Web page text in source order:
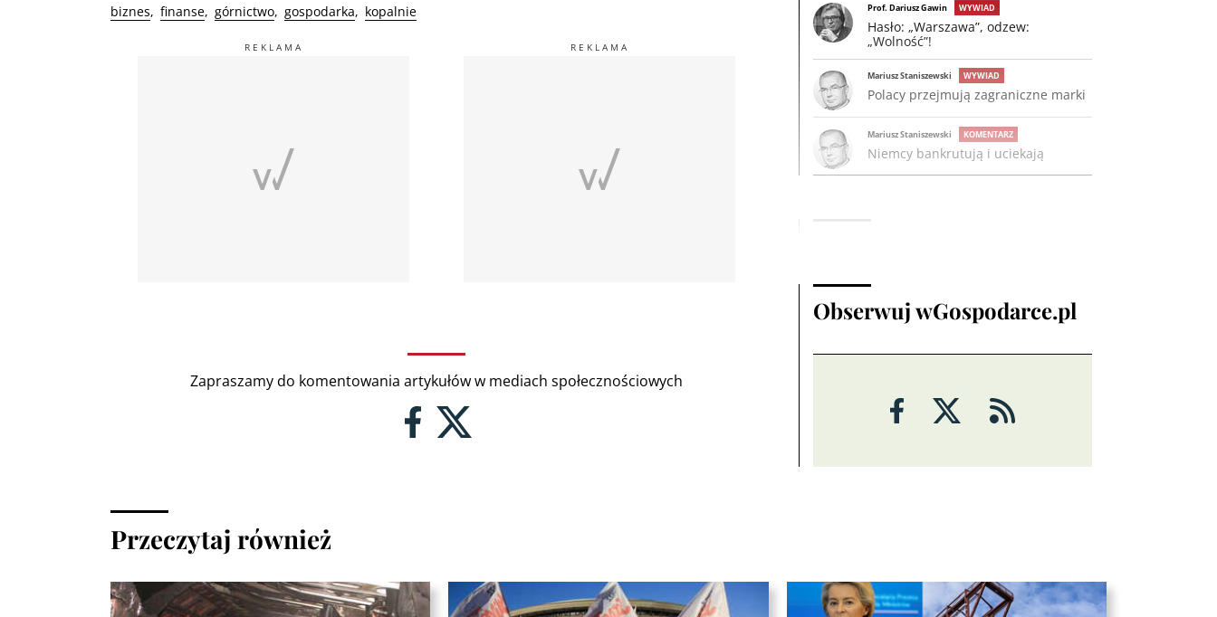
biznes finanse górnictwo gospodarka kopalnie
Zapraszamy do komentowania artykułów w mediach społecznościowych
Prof. Dariusz Gawin WYWIAD
Hasło: „Warszawa”, odzew:
„Wolność”!
Mariusz Staniszewski WYWIAD
Polacy przejmują zagraniczne marki
Mariusz Staniszewski KOMENTARZ
Niemcy bankrutują i uciekają
wokół Cieśniny Ormuz?
Michał Stajniak 6 sierpnia 2026
Obserwuj wGospodarce.pl
Przeczytaj również